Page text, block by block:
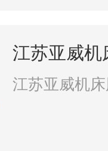
江苏亚威机
江苏亚威机